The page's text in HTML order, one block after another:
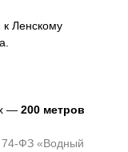
к Ленскому
—200 метров
ФЗ «Водный